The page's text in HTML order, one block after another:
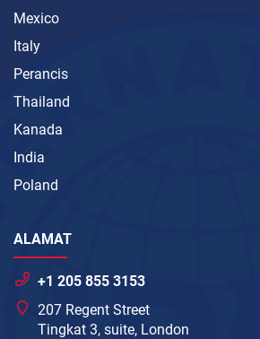
Mexico
Italy
Perancis
Thailand
Kanada
India
Poland
ALAMAT
+1 205 855 3153
207 Regent Street
Tingkat 3, suite, London